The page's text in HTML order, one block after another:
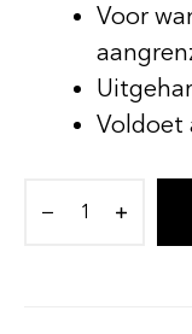
Voor
Voldoet